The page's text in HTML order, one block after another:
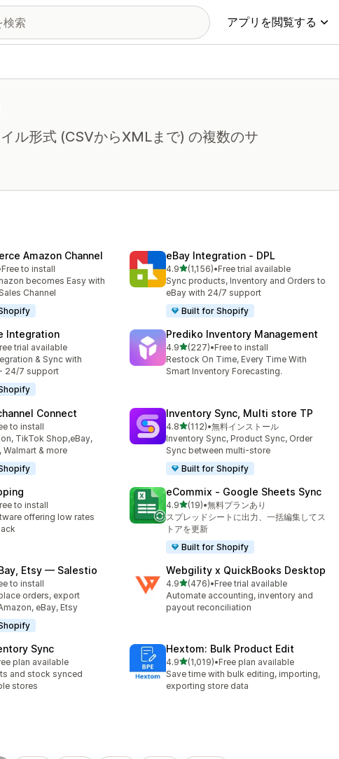
アプリを閲覧する
ル形式 (CSVからXMLまで) の複数のサ
Amazon Channel
：1062件
Free to install
becomes Easy with
Channel
eBay Integration ‑ DPL
4.95つ星中
(1,156)
合計レビュー数：1156件
•Free trial available
Sync products, Inventory and Orders to
eBay with 24/7 support
Built for Shopify
Integration
：219件
trial available
& Sync with
24/7 support
Prediko Inventory Management
4.95つ星中
(227)
合計レビュー数：227件
•Free to install
Restock On Time, Every Time With
Smart Inventory Forecasting.
Connect
：29件
to install
TikTok Shop,eBay,
Walmart & more
Inventory Sync, Multi store TP
4.85つ星中
(112)
合計レビュー数：112件
•無料インストール
Inventory Sync, Product Sync, Order
Sync between multi-store
Built for Shopify
：124件
to install
offering low rates
eCommix ‑ Google Sheets Sync
4.95つ星中
(19)
合計レビュー数：19件
•無料プランあり
スプレッドシートに出力、一括編集してス
トアを更新
Built for Shopify
Etsy — Salestio
：80件
to install
orders, export
eBay, Etsy
Webgility x QuickBooks Desktop
4.95つ星中
(476)
合計レビュー数：476件
•Free trial available
Automate accounting, inventory and
payout reconciliation
Sync
：151件
plan available
and stock synced
stores
Hextom: Bulk Product Edit
4.95つ星中
(1,019)
合計レビュー数：1019件
•Free plan available
Save time with bulk editing, importing,
exporting store data